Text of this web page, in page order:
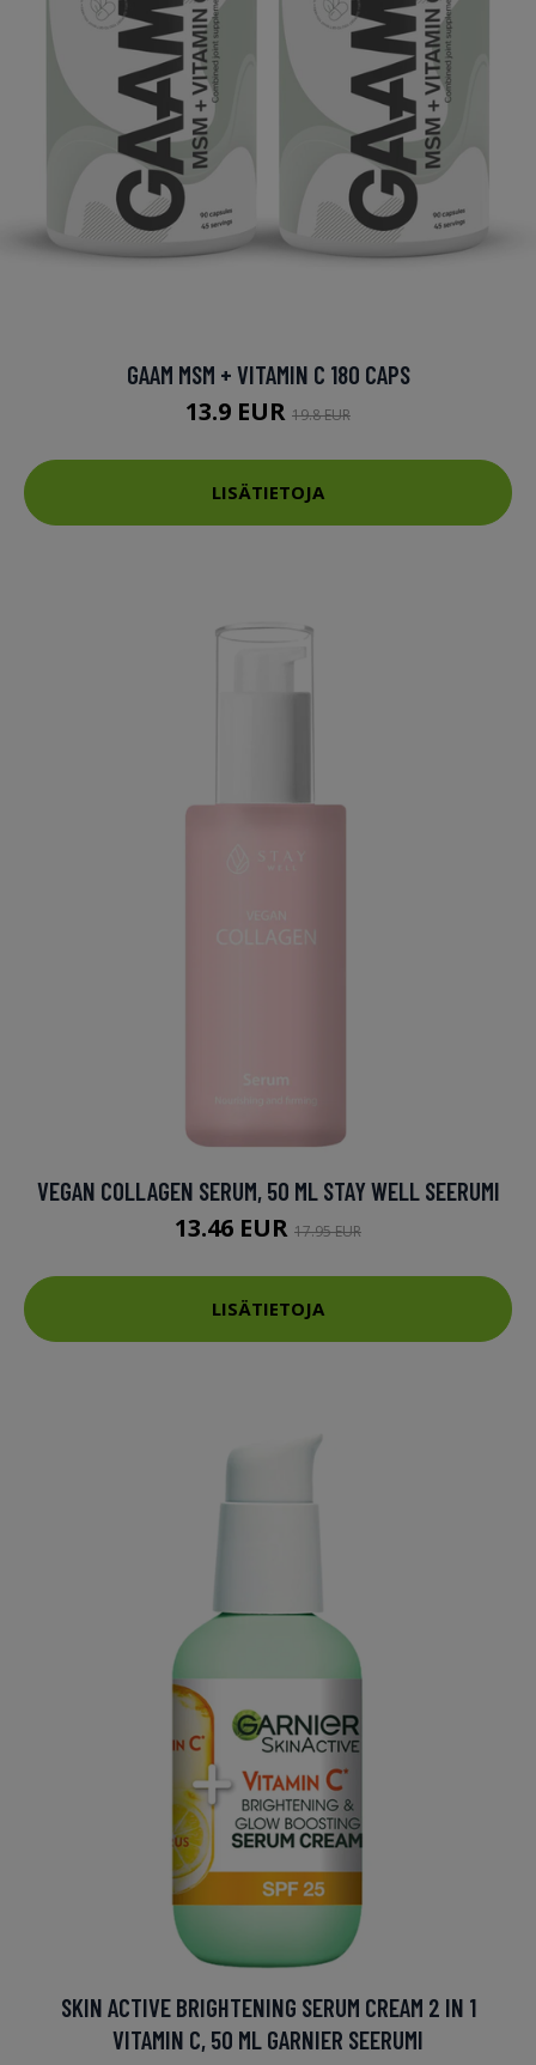
GAAM MSM + VITAMIN C 180 CAPS
13.9 EUR 19.8 EUR
LISÄTIETOJA
VEGAN COLLAGEN SERUM, 50 ML STAY WELL SEERUMI
13.46 EUR 17.95 EUR
LISÄTIETOJA
SKIN ACTIVE BRIGHTENING SERUM CREAM 2 IN 1
VITAMIN C, 50 ML GARNIER SEERUMI